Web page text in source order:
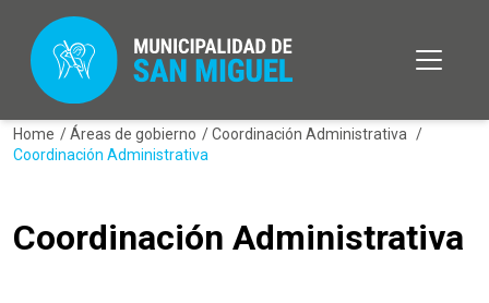
Home /Áreas de gobierno /Coordinación Administrativa /
Coordinación Administrativa
Coordinación Administrativa